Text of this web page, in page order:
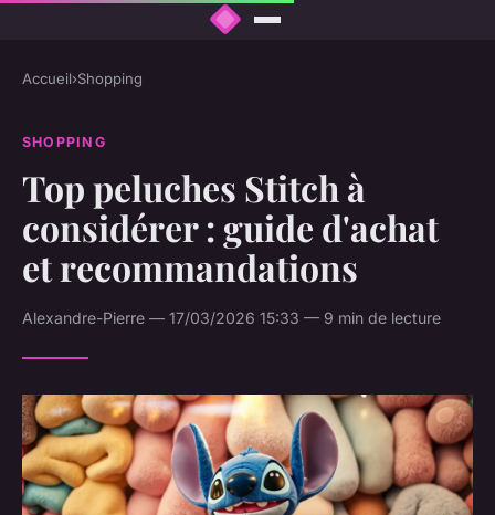
Accueil›Shopping
SHOPPING
Top peluches Stitch à
considérer : guide d'achat
et recommandations
Alexandre-Pierre — 17/03/2026 15:33 — 9 min de lecture